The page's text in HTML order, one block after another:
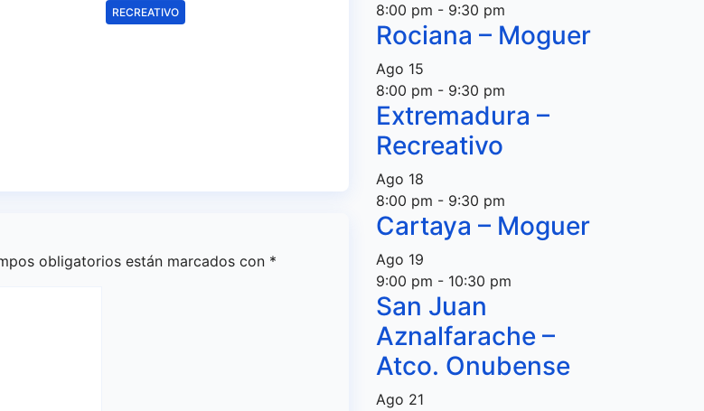
RECREATIVO
obligatorios están marcados con *
8:00 pm - 9:30 pm
Rociana – Moguer
Ago 15
8:00 pm - 9:30 pm
Extremadura –
Recreativo
Ago 18
8:00 pm - 9:30 pm
Cartaya – Moguer
Ago 19
9:00 pm - 10:30 pm
San Juan
Aznalfarache –
Atco. Onubense
Ago 21